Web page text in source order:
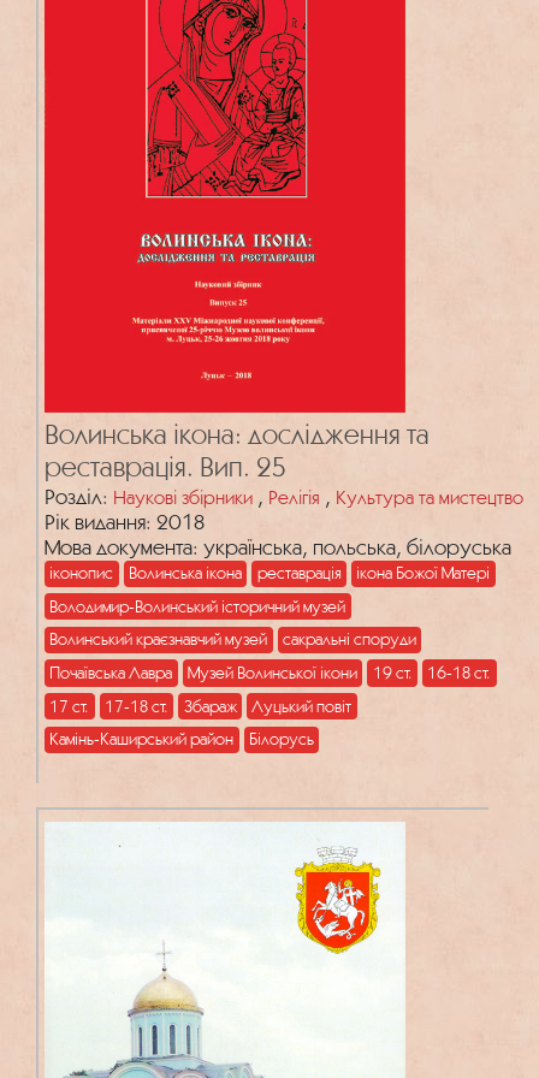
Волинська ікона: дослідження та
реставрація. Вип. 25
Розділ: Наукові збірники , Релігія , Культура та мистецтво
Рік видання: 2018
Мова документа: українська, польська, білоруська
іконопис Волинська ікона реставрація
ікона Божої Матері
Володимир-Волинський історичний музей
Волинський краєзнавчий музей
сакральні споруди
Почаївська Лавра
Музей Волинської ікони 19 ст.
16-18 ст.
17 ст.
17-18 ст. Збараж
Луцький повіт
Камінь-Каширський район
Білорусь